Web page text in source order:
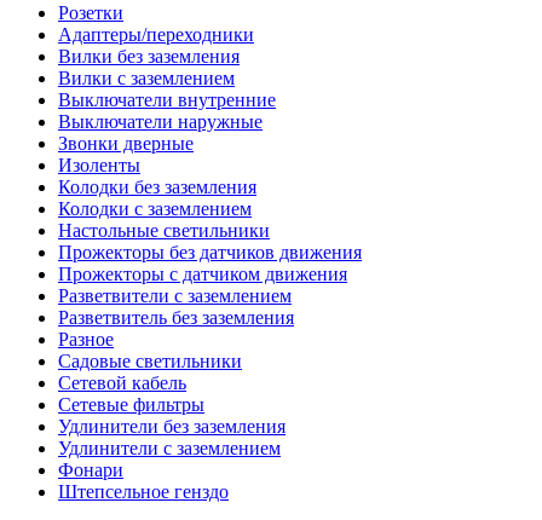
Розетки
Адаптеры/переходники
Вилки без заземления
Вилки с заземлением
Выключатели внутренние
Выключатели наружные
Звонки дверные
Изоленты
Колодки без заземления
Колодки с заземлением
Настольные светильники
Прожекторы без датчиков движения
Прожекторы с датчиком движения
Разветвители с заземлением
Разветвитель без заземления
Разное
Садовые светильники
Сетевой кабель
Сетевые фильтры
Удлинители без заземления
Удлинители с заземлением
Фонари
Штепсельное генздо